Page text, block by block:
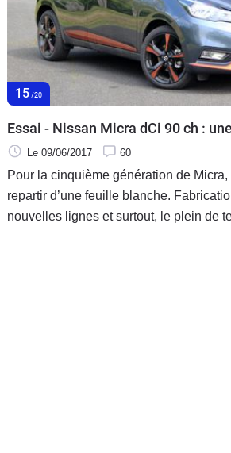
15 /20
Essai - Nissan Micra dCi 90 ch :
Le 09/06/2017 60
Pour la cinquième génération de
repartir d’une feuille blanche.
nouvelles lignes et surtout, le plein de